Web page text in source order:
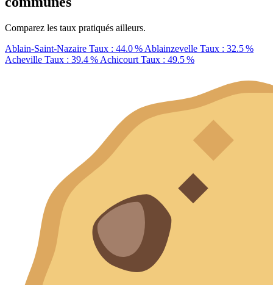
Comparez les taux pratiqués ailleurs.
Ablain-Saint-Nazaire Taux : 44.0 % Ablainzevelle Taux : 32.5 %
Acheville Taux : 39.4 % Achicourt Taux : 49.5 %